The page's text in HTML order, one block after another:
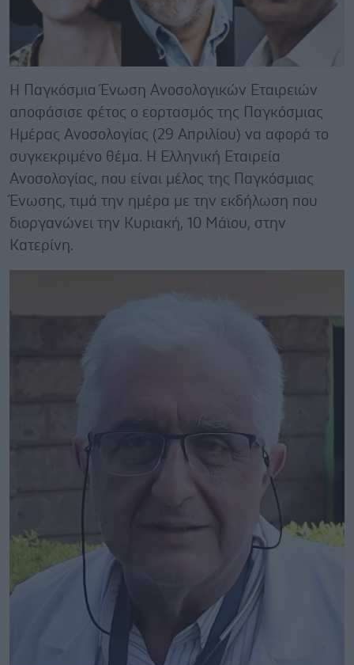
Η Παγκόσμια Ένωση Ανοσολογικών Εταιρειών
αποφάσισε φέτος ο εορτασμός της Παγκόσμιας
Ημέρας Ανοσολογίας (29 Απριλίου) να αφορά το
συγκεκριμένο θέμα. Η Ελληνική Εταιρεία
Ανοσολογίας, που είναι μέλος της Παγκόσμιας
Ένωσης, τιμά την ημέρα με την εκδήλωση που
διοργανώνει την Κυριακή, 10 Μάϊου, στην
Κατερίνη.